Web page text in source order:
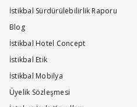
İstikbal Sürdürülebilirlik Raporu
Blog
İstikbal Hotel Concept
İstikbal Etik
İstikbal Mobilya
Üyelik Sözleşmesi